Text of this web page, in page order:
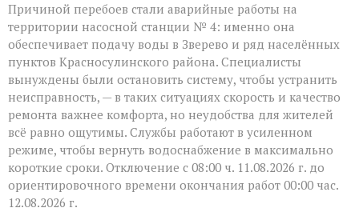
Причиной перебоев стали аварийные работы на
территории насосной станции № 4: именно она
обеспечивает подачу воды в Зверево и ряд населённых
пунктов Красносулинского района. Специалисты
вынуждены были остановить систему, чтобы устранить
неисправность, — в таких ситуациях скорость и качество
ремонта важнее комфорта, но неудобства для жителей
всё равно ощутимы. Службы работают в усиленном
режиме, чтобы вернуть водоснабжение в максимально
короткие сроки. Отключение с 08:00 ч. 11.08.2026 г. до
ориентировочного времени окончания работ 00:00 час.
12.08.2026 г.